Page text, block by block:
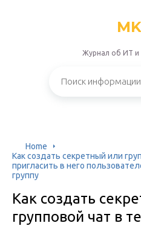
Журнал об ИТ и
Home
Как создать секретный или
пригласить в него
группу
Как создать
групповой чат в